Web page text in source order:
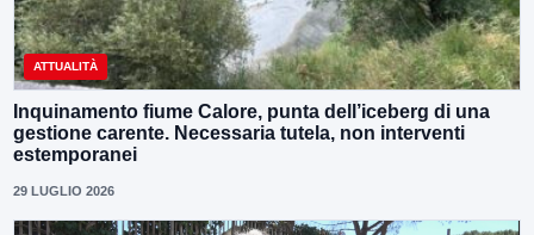
ATTUALITÀ
Inquinamento fiume Calore, punta dell’iceberg di una
gestione carente. Necessaria tutela, non interventi
estemporanei
29 LUGLIO 2026